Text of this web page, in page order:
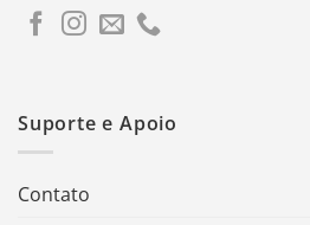
Suporte e Apoio
Contato